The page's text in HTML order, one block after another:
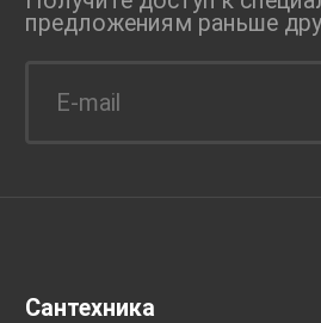
предложениям раньше
Сантехника